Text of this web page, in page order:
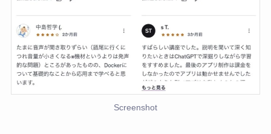
Screenshot